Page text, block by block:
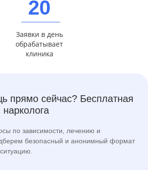
20
Заявки в день
обрабатывает
клиника
прямо сейчас? Бесплатная
нарколога
по зависимости, лечению и
безопасный и анонимный формат